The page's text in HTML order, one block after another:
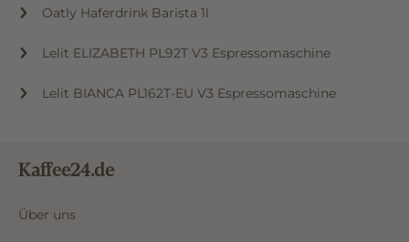
Oatly Haferdrink Barista 1l
Lelit ELIZABETH PL92T V3 Espressomaschine
Lelit BIANCA PL162T-EU V3 Espressomaschine
Kaffee24.de
Über uns